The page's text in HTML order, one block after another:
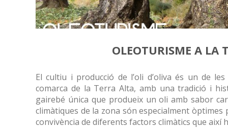
OLEOTURISME A LA
El cultiu i producció de l’oli d’oliva és un de
comarca de la Terra Alta, amb una tradició i
gairebé única que produeix un oli amb sabor
climàtiques de la zona són especialment òptimes
convivència de diferents factors climàtics que així